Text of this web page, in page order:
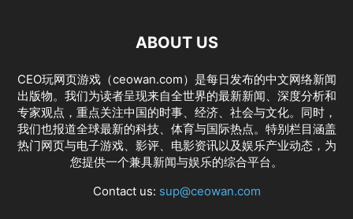
ABOUT US
CEO玩网页游戏（ceowan.com）是每日发布的中文网络新闻
出版物。我们为读者呈现来自全世界的最新新闻、深度分析和
专家观点，重点关注中国的时事、经济、社会与文化。同时，
我们也报道全球最新的科技、体育与国际热点。特别栏目涵盖
热门网页与电子游戏、影评、电影资讯以及娱乐产业动态，为
您提供一个兼具新闻与娱乐的综合平台。
Contact us: sup@ceowan.com